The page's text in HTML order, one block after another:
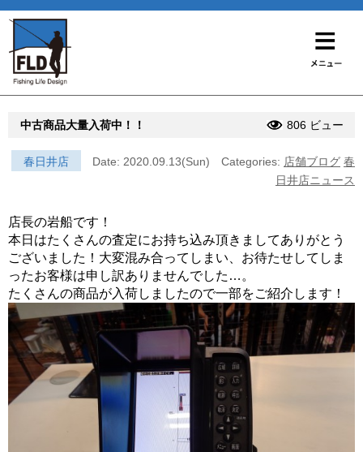
中古商品大量入荷中！！ 806 ビュー
春日井店 Date: 2020.09.13(Sun) Categories: 店舗ブログ 春
日井店ニュース
店長の岩船です！
本日はたくさんの査定にお持ち込み頂きましてありがとう
ございました！大変混み合ってしまい、お待たせしてしま
ったお客様は申し訳ありませんでした…。
たくさんの商品が入荷しましたので一部をご紹介します！